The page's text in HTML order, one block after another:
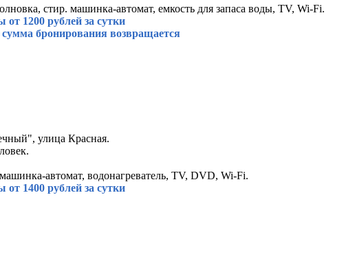
стир. машинка-автомат, емкость для запаса воды, TV, Wi-Fi.
от 1200 рублей за сутки
сумма бронирования возвращается
улица Красная.
автомат, водонагреватель, TV, DVD, Wi-Fi.
от 1400 рублей за сутки